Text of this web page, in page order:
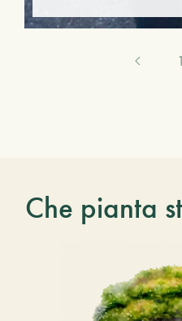
1
Che pianta